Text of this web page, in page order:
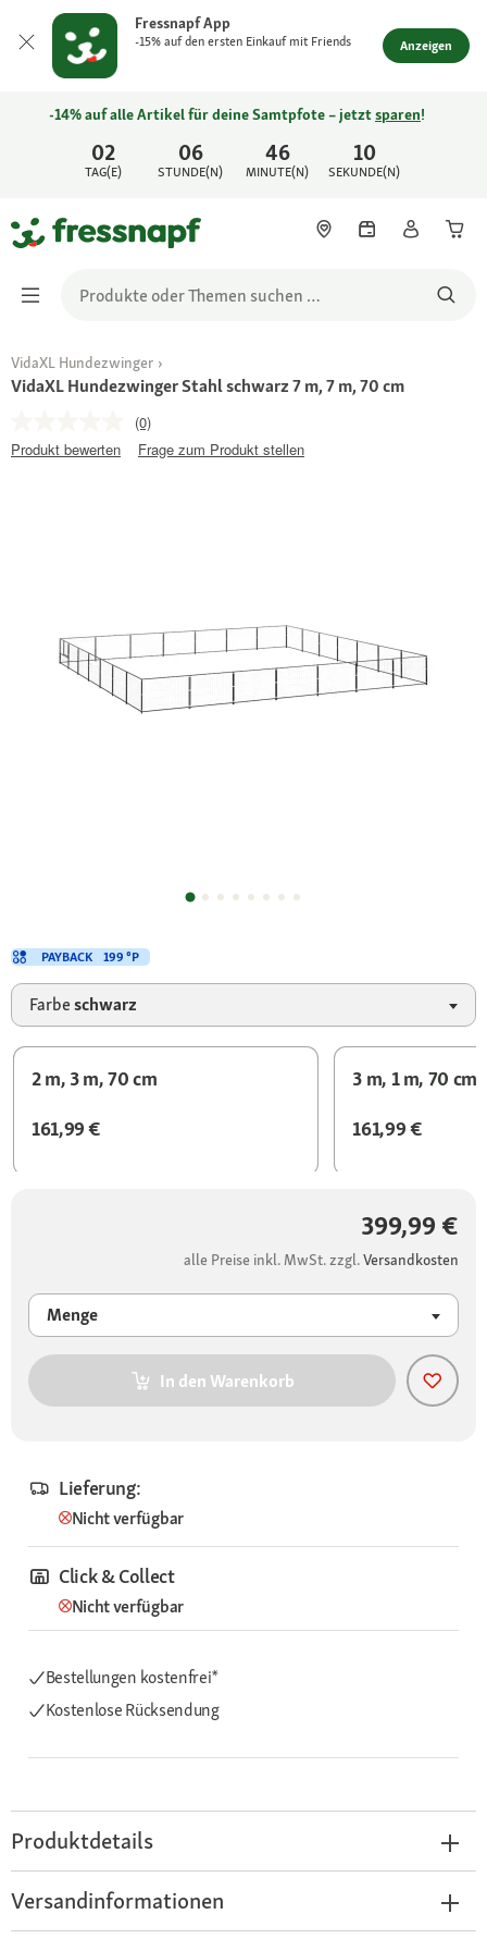
Fressnapf App
-15% auf den ersten Einkauf mit Friends Anzeigen
02
TAG(E)
06
STUNDE(N)
46
MINUTE(N)
10
SEKUNDE(N)
-14% auf alle Artikel für deine Samtpfote – jetztsparen!
VidaXL Hundezwinger
VidaXL Hundezwinger Stahl schwarz 7 m, 7 m, 70 cm
(0)
Produkt bewerten
Frage zum Produkt stellen
Farbeschwarz
2 m, 3 m, 70 cm
161,99 €
3 m, 1 m, 70 cm
161,99 €
399,99 €
alle Preise inkl. MwSt. zzgl.Versandkosten
Menge
In den Warenkorb
Lieferung:
Nicht verfügbar
Click & Collect
Nicht verfügbar
Bestellungen kostenfrei*
Kostenlose Rücksendung
PAYBACK 199 °P
Produktdetails
Versandinformationen